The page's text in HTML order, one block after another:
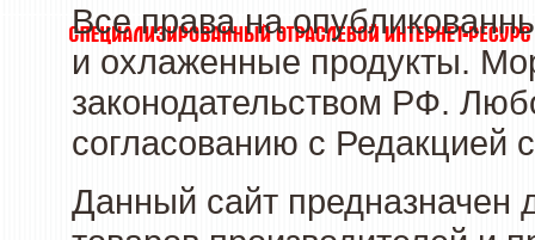
Все права на
и охлаженные продукты.
законодательством РФ.
согласованию с Редакцией
Данный сайт предназначен